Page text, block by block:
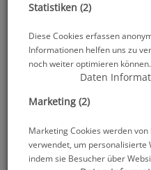
Statistiken (2)
Diese Cookies erfassen
Informationen helfen uns zu
noch weiter optimieren können.
Daten
Marketing (2)
Marketing Cookies werden
verwendet, um personalisierte
indem sie Besucher über